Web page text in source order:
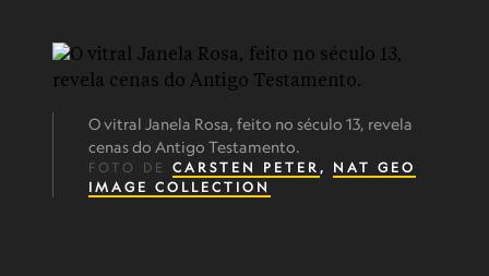
O vitral Janela Rosa, feito no século 13, revela
cenas do Antigo Testamento.
FOTO DE CARSTEN PETER , NAT GEO
IMAGE COLLECTION